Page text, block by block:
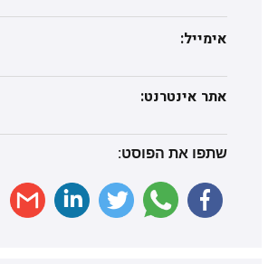
שתפו את הפוסט:
אימייל:
אתר אינטרנט: